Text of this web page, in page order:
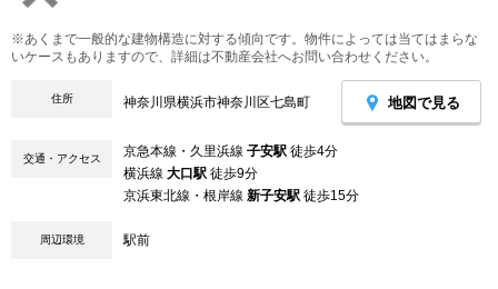
※あくまで一般的な建物構造に対する傾向です。物件によっては当てはまらな
いケースもありますので、詳細は不動産会社へお問い合わせください。
住所 神奈川県横浜市神奈川区七島町 地図で見る
交通・アクセス 京急本線・久里浜線 子安駅 徒歩4分
横浜線 大口駅 徒歩9分
京浜東北線・根岸線 新子安駅 徒歩15分
周辺環境 駅前